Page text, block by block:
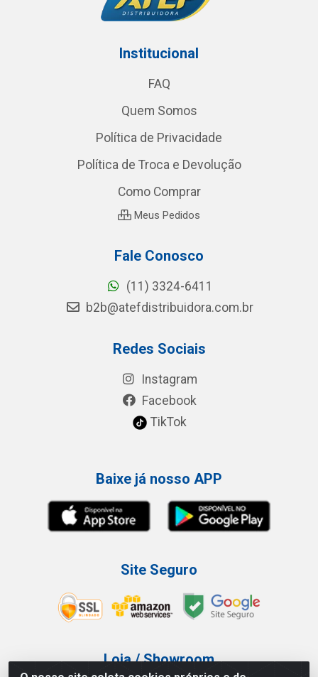
Institucional
FAQ
Quem Somos
Política de Privacidade
Política de Troca e Devolução
Como Comprar
Meus Pedidos
Fale Conosco
(11) 3324-6411
b2b@atefdistribuidora.com.br
Redes Sociais
Instagram
Facebook
TikTok
Baixe já nosso APP
Site Seguro
Loja / Showroom